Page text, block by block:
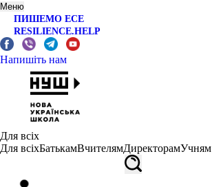
Меню
ПИШЕМО ЕСЕ
RESILIENCE.HELP
Напишіть нам
Для всіх
Для всіхБатькамВчителямДиректорамУчням